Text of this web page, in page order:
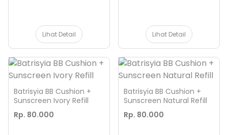
Lihat Detail Lihat Detail
Batrisyia BB Cushion +
Sunscreen Ivory Refill
Rp. 80.000
Batrisyia BB Cushion +
Sunscreen Natural Refill
Rp. 80.000